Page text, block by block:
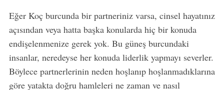
Eğer Koç burcunda bir partneriniz varsa, cinsel hayatınız
açısından veya hatta başka konularda hiç bir konuda
endişelenmenize gerek yok. Bu güneş burcundaki
insanlar, neredeyse her konuda liderlik yapmayı severler.
Böylece partnerlerinin neden hoşlanıp hoşlanmadıklarına
göre yatakta doğru hamleleri ne zaman ve nasıl